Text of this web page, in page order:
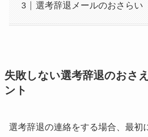
選考辞退メールのおさらい
失敗しない選考辞退のおさ
ント
選考辞退の連絡をする場合、最初